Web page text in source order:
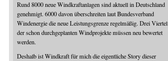
Rund 8000 neue Windkraftanlagen sind aktuell in Deutschland
genehmigt. 6000 davon überschreiten laut Bundesverband
Windenergie die neue Leistungsgrenze regelmäßig. Drei Viertel
der schon durchgeplanten Windprojekte müssen neu bewertet
werden.
Deshalb ist Windkraft für mich die eigentliche Story dieser